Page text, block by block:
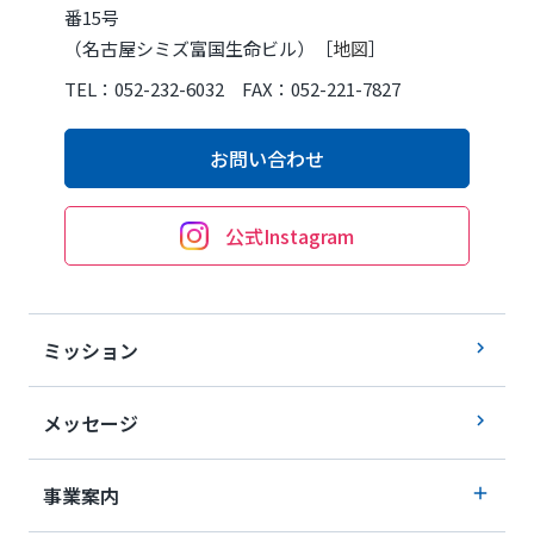
番15号
（名古屋シミズ富国生命ビル）［地図］
TEL：052-232-6032 FAX：052-221-7827
お問い合わせ
公式Instagram
ミッション
メッセージ
事業案内